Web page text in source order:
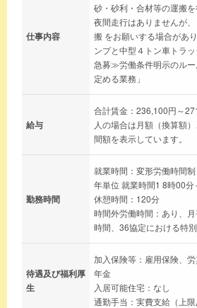
仕事内容
砂・砂利・合材等の運搬
夜間走行はありませんが
搬 をお願いする場合があ
ンプと中型４トン車トラ
急募≫労働条件明示のル
定める業務」
給与
合計賃金：236,100円～
人の場合は月額（換算額
間額を表示しています。
勤務時間
就業時間：変形労働時間
年単位 就業時間1 8時00
休憩時間：120分
時間外労働時間：あり、
時間、36協定における特
待遇及び福利厚
生
加入保険等：雇用保険、
年金
入居可能住宅：なし
通勤手当：実費支給（上